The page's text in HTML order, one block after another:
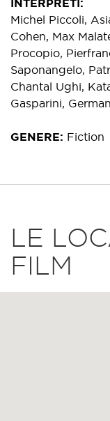
INTERPRETI
Michel Piccoli,
Cohen, Max
Procopio,
Saponangelo,
Chantal Ughi,
Gasparini,
GENERE Fiction
LE
FILM